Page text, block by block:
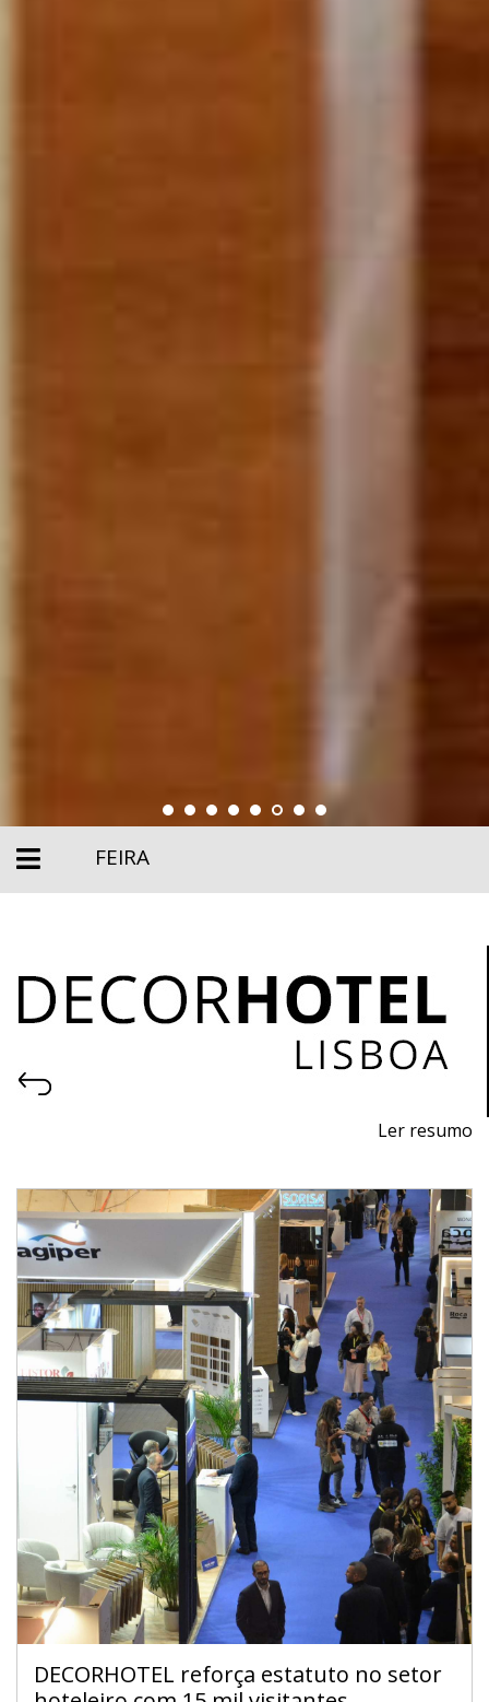
FEIRA
Ler resumo
equipamentos, produtos e serviços para hotelaria.
20 a 22 de novembro 2025 - FIL - Lisboa
quinta a sábado - 10h / 19h
DECORHOTEL reforça estatuto no setor